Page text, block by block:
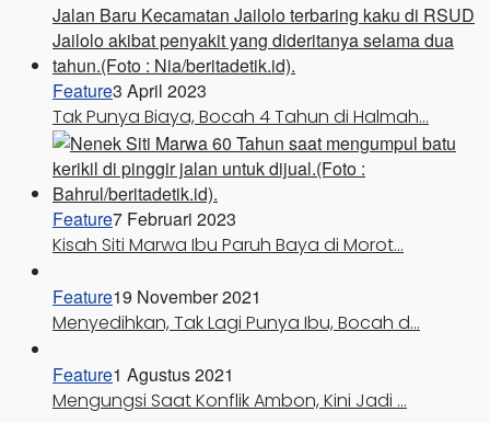
Feature3 April 2023
Tak Punya Biaya, Bocah 4 Tahun di Halmah…
Feature7 Februari 2023
Kisah Siti Marwa Ibu Paruh Baya di Morot…
Feature19 November 2021
Menyedihkan, Tak Lagi Punya Ibu, Bocah d…
Feature1 Agustus 2021
Mengungsi Saat Konflik Ambon, Kini Jadi …